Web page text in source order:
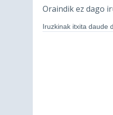
Oraindik ez dago
Iruzkinak itxita daude